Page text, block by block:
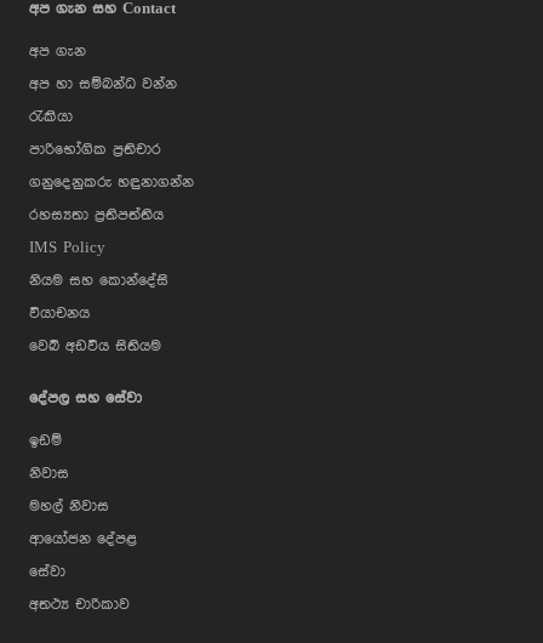
අප ගැන සහ Contact
අප ගැන
අප හා සම්බන්ධ වන්න
රැකියා
පාරිභෝගික ප්‍රතිචාර
ගනුදෙනුකරු හඳුනාගන්න
රහස්‍යතා ප්‍රතිපත්තිය
IMS Policy
නියම සහ කොන්දේසි
වියාචනය
වෙබ් අඩවිය සිතියම
දේපල සහ සේවා
ඉඩම්
නිවාස
මහල් නිවාස
ආයෝජන දේපළ
සේවා
අතථ්‍ය චාරිකාව